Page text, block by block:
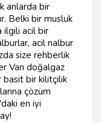
anlarda bir
Belki bir musluk
ilgili acil bir
acil nalbur
size rehberlik
Van doğalgaz
basit bir kilitçilik
çözüm
en iyi